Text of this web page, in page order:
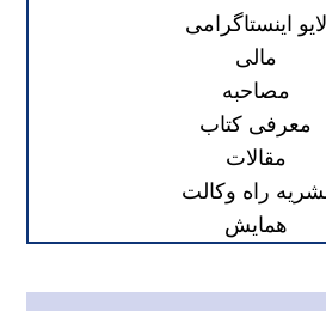
لایو اینستاگرامی
مالی
مصاحبه
معرفی کتاب
مقالات
راه وکالت
همایش